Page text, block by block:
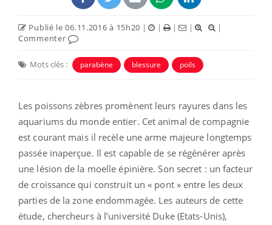
Publié le 06.11.2016 à 15h20 | | | |
|
Commenter
Mots clés : parabène blessure poils
Les poissons zèbres promènent leurs rayures dans les
aquariums du monde entier. Cet animal de compagnie
est courant mais il recèle une arme majeure longtemps
passée inaperçue. Il est capable de se régénérer après
une lésion de la moelle épinière. Son secret : un facteur
de croissance qui construit un « pont » entre les deux
parties de la zone endommagée. Les auteurs de cette
étude, chercheurs à l’université Duke (Etats-Unis),